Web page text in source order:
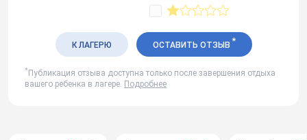
К ЛАГЕРЮ ОСТАВИТЬ ОТЗЫВ *
* Публикация отзыва доступна только после завершения отдыха
вашего ребенка в лагере. Подробнее